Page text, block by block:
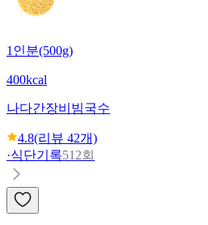
1인분(500g)
400kcal
나다간장비빔국수
4.8(리뷰 42개)
·식단기록512회